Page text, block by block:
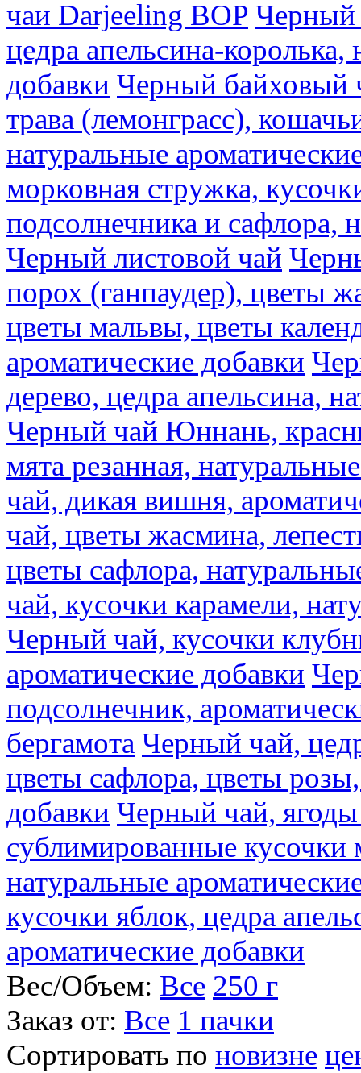
чаи Darjeeling BOP Черный
цедра апельсина-
добавки Черный байховый
трава (лемонграсс),
натуральные
морковная стружка,
подсолнечника и сафлора,
Черный листовой чай
порох (ганпаудер), цветы
цветы мальвы, цветы
ароматические добавки
дерево, цедра апельсина,
Черный чай Юннань,
мята резанная,
чай, дикая вишня,
чай, цветы жасмина,
цветы сафлора,
чай, кусочки карамели,
Черный чай, кусочки
ароматические добавки
подсолнечник,
бергамота Черный чай,
цветы сафлора, цветы
добавки Черный чай,
сублимированные
натуральные
кусочки яблок, цедра
ароматические добавки
Вес/Объем: Все 250 г
Заказ от: Все 1 пачки
Сортировать по новизне